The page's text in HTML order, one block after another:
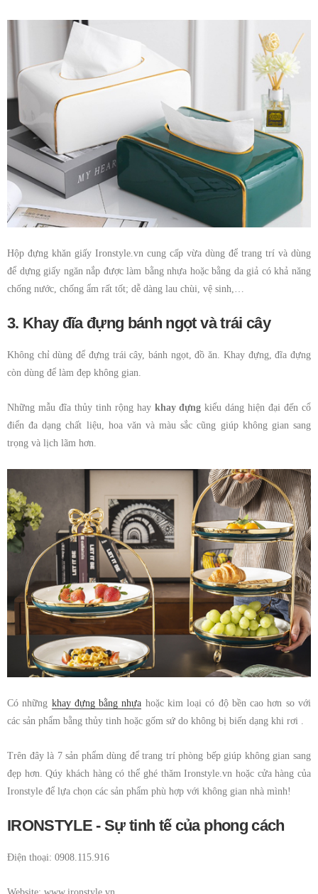
Hộp đựng khăn giấy Ironstyle.vn cung cấp vừa dùng để trang trí và dùng
để dựng giấy ngăn nắp được làm bằng nhựa hoặc bằng da giả có khả năng
chống nước, chống ẩm rất tốt; dễ dàng lau chùi, vệ sinh,…
3. Khay đĩa đựng bánh ngọt và trái cây
Không chỉ dùng để đựng trái cây, bánh ngọt, đồ ăn. Khay đựng, đĩa đựng
còn dùng để làm đẹp không gian.
Những mẫu đĩa thủy tinh rộng hay khay đựng kiểu dáng hiện đại đến cổ
điển đa dạng chất liệu, hoa văn và màu sắc cũng giúp không gian sang
trọng và lịch lãm hơn.
Có những khay đựng bằng nhựa hoặc kim loại có độ bền cao hơn so với
các sản phẩm bằng thủy tinh hoặc gốm sứ do không bị biến dạng khi rơi .
Trên đây là 7 sản phẩm dùng để trang trí phòng bếp giúp không gian sang
đẹp hơn. Qúy khách hàng có thể ghé thăm Ironstyle.vn hoặc cửa hàng của
Ironstyle để lựa chọn các sản phẩm phù hợp với không gian nhà mình!
IRONSTYLE - Sự tinh tế của phong cách
Điện thoại: 0908.115.916